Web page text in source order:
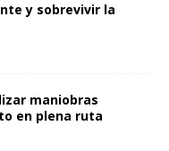
y sobrevivir la
maniobras
en plena ruta